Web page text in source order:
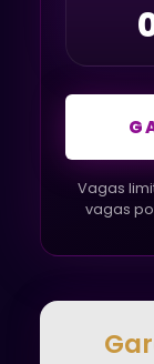
Vagas
vagas